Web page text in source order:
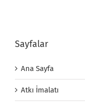
Sayfalar
Ana Sayfa
Atkı İmalatı